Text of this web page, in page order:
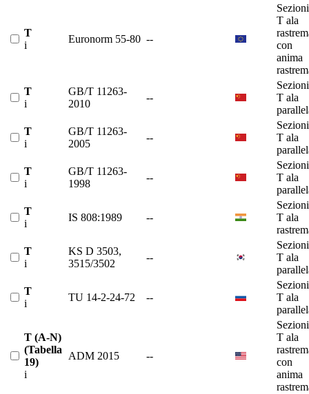
T
i
Euronorm 55-80 --
T ala
con
anima
T
i
GB/T 11263-
2010
--
T ala
T
i
GB/T 11263-
2005
--
T ala
T
i
GB/T 11263-
1998
--
T ala
T
i
IS 808:1989 --
T ala
T
i
KS D 3503,
3515/3502
--
T ala
T
i
TU 14-2-24-72 --
T ala
T (A-N)
(Tabella
19)
i
ADM 2015 --
T ala
con
anima